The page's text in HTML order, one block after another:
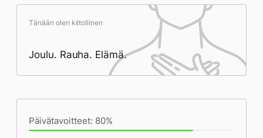
Tänään olen kiitollinen
Joulu. Rauha. Elämä.
Päivätavoitteet: 80%